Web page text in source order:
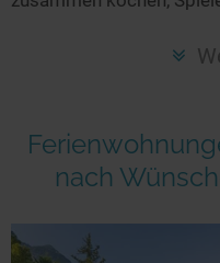
Glamping
Seen in Europa
Niederlande
Norwegen
nach